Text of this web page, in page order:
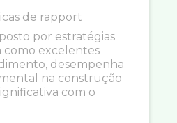
de rapport
por estratégias
como excelentes
desempenha
na construção
com o